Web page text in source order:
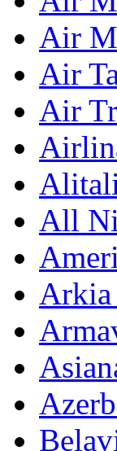
Air
Air
Air
All
Arkia